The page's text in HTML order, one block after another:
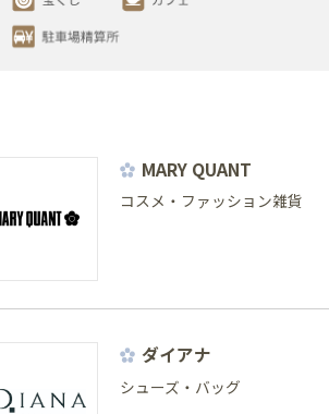
MARY QUANT
コスメ・ファッション雑貨
ダイアナ
シューズ・バッグ